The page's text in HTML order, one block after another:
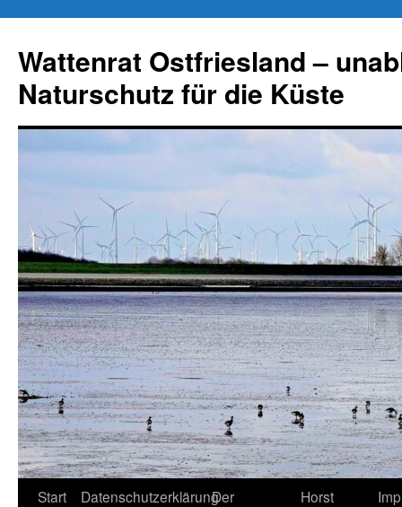
springen
Wattenrat Ostfriesland –
Naturschutz für die Küste
Start DatenschutzerklärungDer
Horst